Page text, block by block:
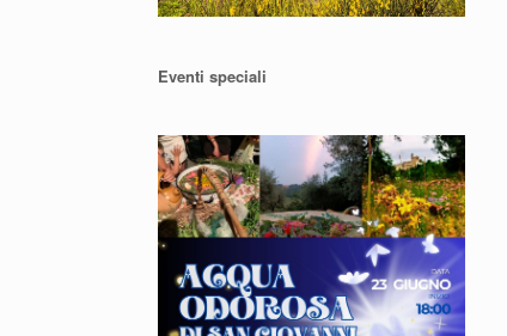
Eventi speciali